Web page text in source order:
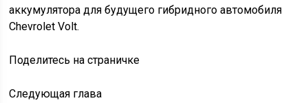
аккумулятора для будущего гибридного автомобиля
Chevrolet Volt.
Поделитесь на страничке
Следующая глава